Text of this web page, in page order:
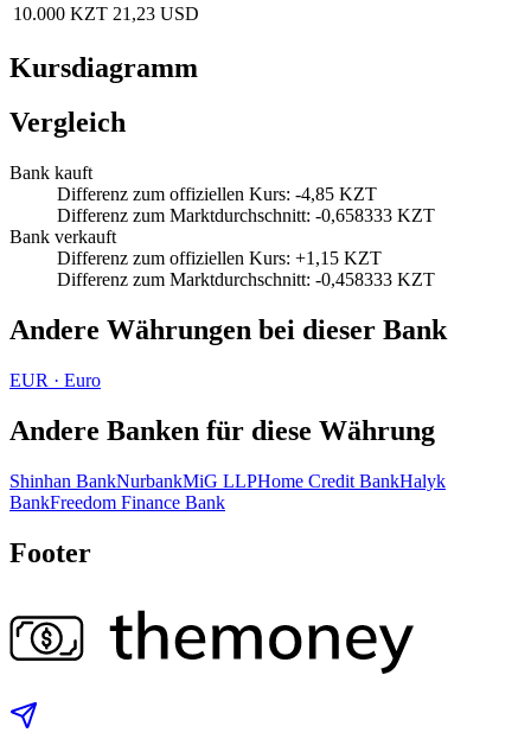
10.000 KZT 21,23 USD
Kursdiagramm
Vergleich
Bank kauft
Differenz zum offiziellen Kurs: -4,85 KZT
Differenz zum Marktdurchschnitt: -0,658333 KZT
Bank verkauft
Differenz zum offiziellen Kurs: +1,15 KZT
Differenz zum Marktdurchschnitt: -0,458333 KZT
Andere Währungen bei dieser Bank
EUR · Euro
Andere Banken für diese Währung
Shinhan BankNurbankMiG LLPHome Credit BankHalyk
BankFreedom Finance Bank
Footer